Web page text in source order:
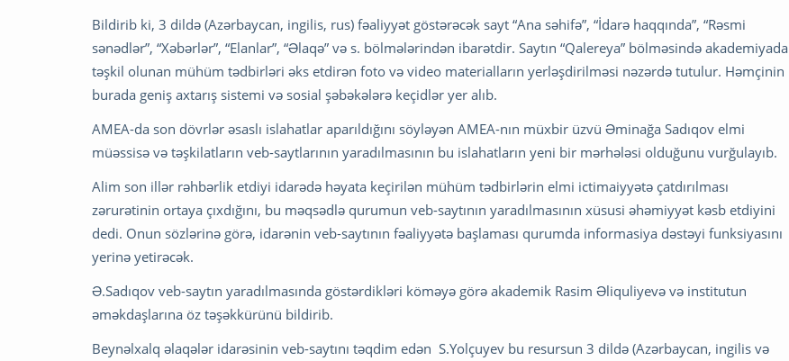
Bildirib ki, 3 dildə (Azərbaycan, ingilis, rus) fəaliyyət göstərəcək sayt “Ana səhifə”, “İdarə haqqında”, “Rəsmi
sənədlər”, “Xəbərlər”, “Elanlar”, “Əlaqə” və s. bölmələrindən ibarətdir. Saytın “Qalereya” bölməsində akademiyada
təşkil olunan mühüm tədbirləri əks etdirən foto və video materialların yerləşdirilməsi nəzərdə tutulur. Həmçinin
burada geniş axtarış sistemi və sosial şəbəkələrə keçidlər yer alıb.
AMEA-da son dövrlər əsaslı islahatlar aparıldığını söyləyən AMEA-nın müxbir üzvü Əminağa Sadıqov elmi
müəssisə və təşkilatların veb-saytlarının yaradılmasının bu islahatların yeni bir mərhələsi olduğunu vurğulayıb.
Alim son illər rəhbərlik etdiyi idarədə həyata keçirilən mühüm tədbirlərin elmi ictimaiyyətə çatdırılması
zərurətinin ortaya çıxdığını, bu məqsədlə qurumun veb-saytının yaradılmasının xüsusi əhəmiyyət kəsb etdiyini
dedi. Onun sözlərinə görə, idarənin veb-saytının fəaliyyətə başlaması qurumda informasiya dəstəyi funksiyasını
yerinə yetirəcək.
Ə.Sadıqov veb-saytın yaradılmasında göstərdikləri köməyə görə akademik Rasim Əliquliyevə və institutun
əməkdaşlarına öz təşəkkürünü bildirib.
Beynəlxalq əlaqələr idarəsinin veb-saytını təqdim edən S.Yolçuyev bu resursun 3 dildə (Azərbaycan, ingilis və